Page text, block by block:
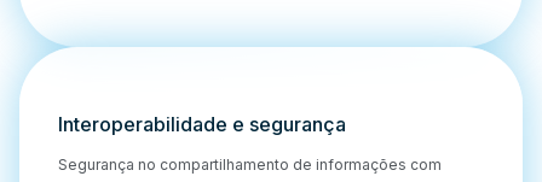
Interoperabilidade e segurança
Segurança no compartilhamento de informações com